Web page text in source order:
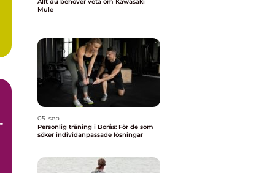
Mule
05. sep
Personlig träning i Borås: För de som
söker individanpassade lösningar